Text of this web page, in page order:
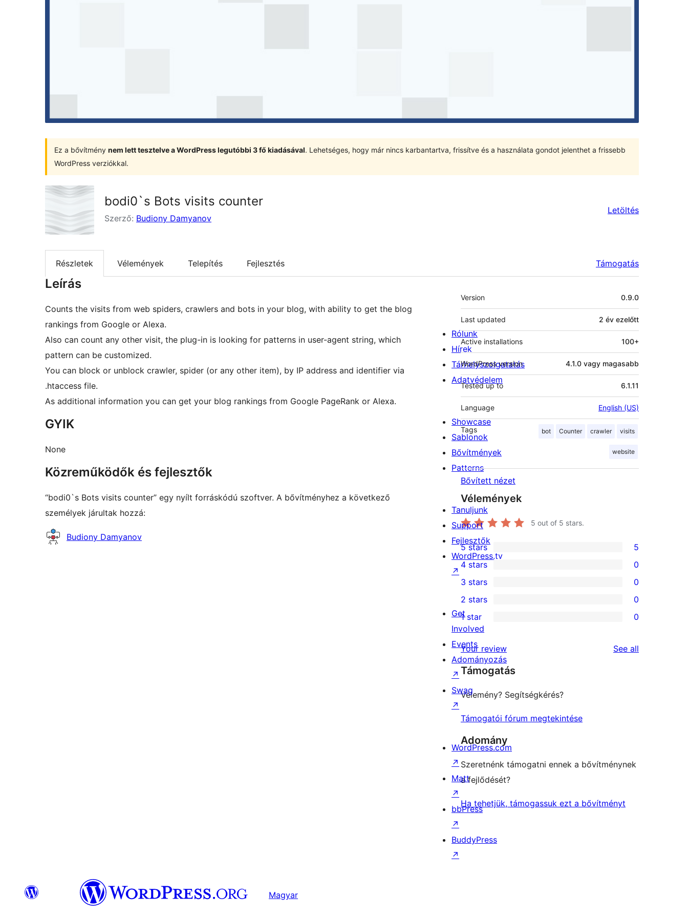
Ez a bővítmény nem lett tesztelve a WordPress legutóbbi 3 fő kiadásával. Lehetséges, hogy már nincs karbantartva, frissítve és a használata gondot jelenthet a frissebb
WordPress verziókkal.
bodi0`s Bots visits counter
Szerző: Budiony Damyanov
Letöltés
Részletek Vélemények Telepítés Fejlesztés Támogatás
Leírás
Counts the visits from web spiders, crawlers and bots in your blog, with ability to get the blog
rankings from Google or Alexa.
Also can count any other visit, the plug-in is looking for patterns in user-agent string, which
pattern can be customized.
You can block or unblock crawler, spider (or any other item), by IP address and identifier via
.htaccess file.
As additional information you can get your blog rankings from Google PageRank or Alexa.
GYIK
None
Közreműködők és fejlesztők
“bodi0`s Bots visits counter” egy nyílt forráskódú szoftver. A bővítményhez a következő
személyek járultak hozzá:
Közreműködők
Budiony Damyanov
Meta
Version 0.9.0
Last updated 2 év ezelőtt
Active installations 100+
WordPress version 4.1.0 vagy magasabb
Tested up to 6.1.11
Language English (US)
Tags bot Counter crawler visits
website
Bővített nézet
Vélemények
5 out of 5 stars.
5
5-
star
reviews
5 stars 5
4-
star
reviews
4 stars 0
0
3-
star
reviews
3 stars 0
2-
reviews
2 stars 0
star
reviews
1 star 0
Your review See all
Támogatás
Vélemény? Segítségkérés?
Támogatói fórum megtekintése
Adomány
Szeretnénk támogatni ennek a bővítménynek
a fejlődését?
Ha tehetjük, támogassuk ezt a bővítményt
Rólunk
Hírek
Tárhelyszolgatatás
Adatvédelem
Showcase
Sablonok
Bővítmények
Patterns
Tanuljunk
Support
Fejlesztők
WordPress.tv
↗
Get
Involved
Events
Adományozás
↗
Swag
↗
WordPress.com
↗
Matt
↗
bbPress
↗
BuddyPress
↗
Magyar